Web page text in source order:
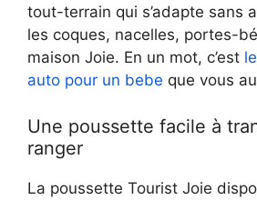
tout-terrain qui s’adapte sans
les coques, nacelles, portes-
maison Joie. En un mot, c’est
auto pour un bebe que vous
Une poussette facile à
ranger
La poussette Tourist Joie